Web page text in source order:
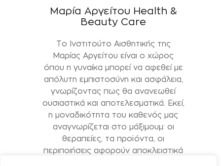
Μαρία Αργείτου Health &
Beauty Care
Το Ινστιτούτο Αισθητικής της
Μαρίας Αργείτου είναι ο χώρος
όπου η γυναίκα μπορεί να αφεθεί με
απόλυτη εμπιστοσύνη και ασφάλεια,
γνωρίζοντας πως θα ανανεωθεί
ουσιαστικά και αποτελεσματικά. Εκεί,
η μοναδικότητα του καθενός μας
αναγνωρίζεται στο μάξιμουμ: οι
θεραπείες, τα προϊόντα, οι
περιποιήσεις αφορούν αποκλειστικά